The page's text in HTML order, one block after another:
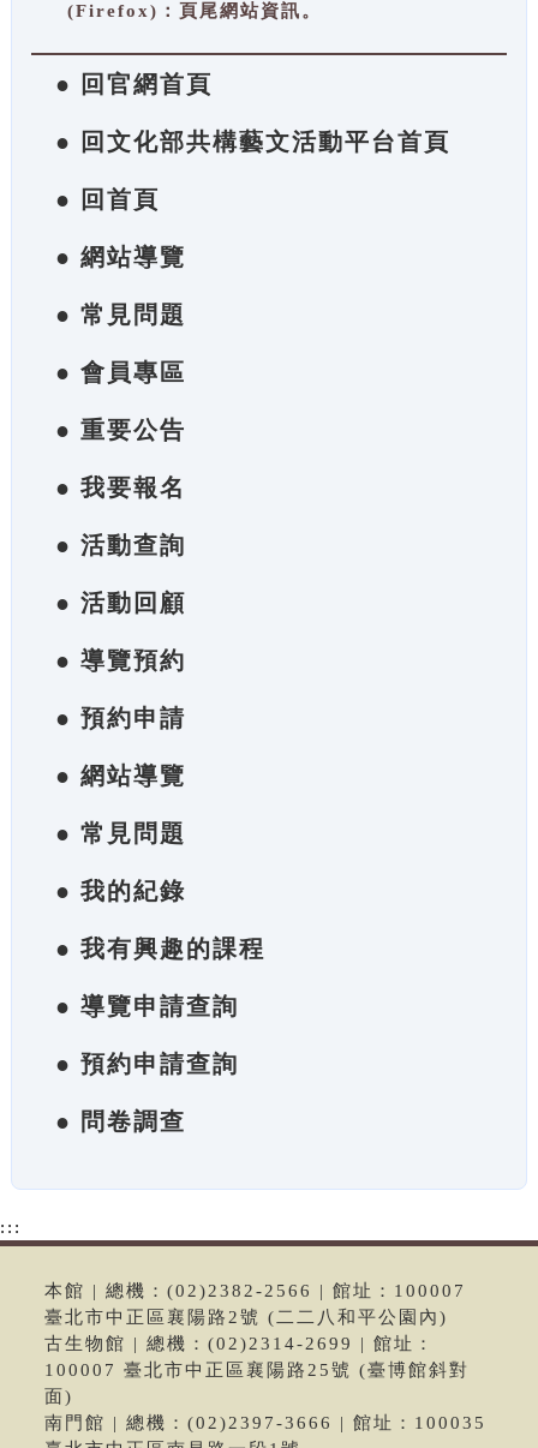
(Firefox)：頁尾網站資訊。
● 回官網首頁
● 回文化部共構藝文活動平台首頁
● 回首頁
● 網站導覽
● 常見問題
● 會員專區
● 重要公告
● 我要報名
● 活動查詢
● 活動回顧
● 導覽預約
● 預約申請
● 網站導覽
● 常見問題
● 我的紀錄
● 我有興趣的課程
● 導覽申請查詢
● 預約申請查詢
● 問卷調查
:::
本館 | 總機：(02)2382-2566 | 館址：100007
臺北市中正區襄陽路2號 (二二八和平公園內)
古生物館 | 總機：(02)2314-2699 | 館址：
100007 臺北市中正區襄陽路25號 (臺博館斜對
面)
南門館 | 總機：(02)2397-3666 | 館址：100035